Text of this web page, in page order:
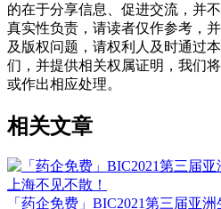
的在于分享信息、促进交流，并
真实性负责，请读者仅作参考，
及版权问题，请权利人及时通过
们，并提供相关权属证明，我们
或作出相应处理。
相关文章
「药企免费」BIC2021第三届亚